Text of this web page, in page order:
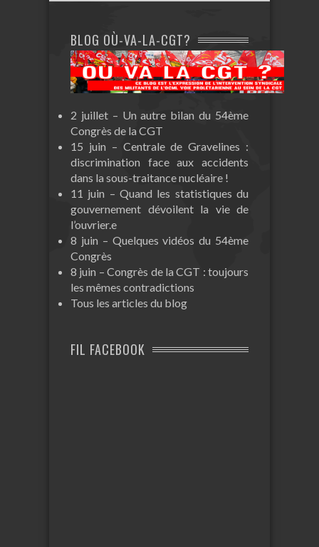
BLOG OÙ-VA-LA-CGT?
2 juillet – Un autre bilan du 54ème
Congrès de la CGT
15 juin – Centrale de Gravelines :
discrimination face aux accidents
dans la sous-traitance nucléaire !
11 juin – Quand les statistiques du
gouvernement dévoilent la vie de
l’ouvrier.e
8 juin – Quelques vidéos du 54ème
Congrès
8 juin – Congrès de la CGT : toujours
les mêmes contradictions
Tous les articles du blog
FIL FACEBOOK